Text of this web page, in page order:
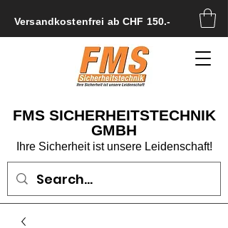
FMS SICHERHEITSTECHNIK
GMBH
Ihre Sicherheit ist unsere Leidenschaft!
Versandkostenfrei ab CHF 150.-